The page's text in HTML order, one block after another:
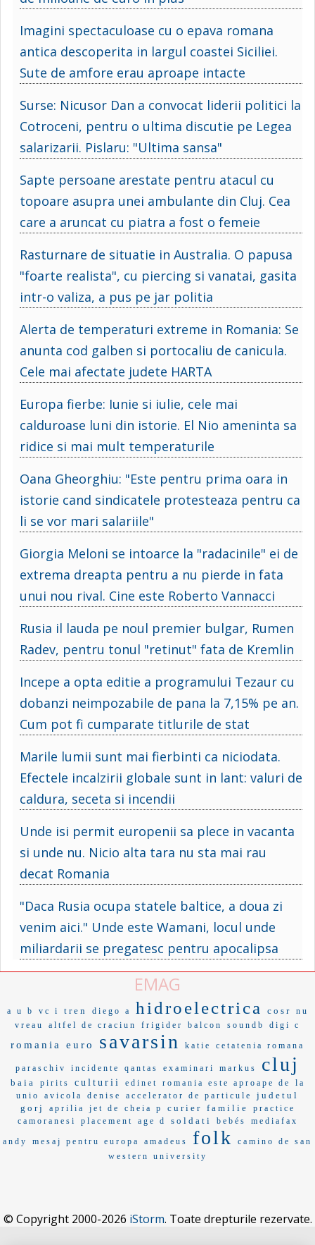
Imagini spectaculoase cu o epava romana
antica descoperita in largul coastei Siciliei.
Sute de amfore erau aproape intacte
Surse: Nicusor Dan a convocat liderii politici la
Cotroceni, pentru o ultima discutie pe Legea
salarizarii. Pislaru: "Ultima sansa"
Sapte persoane arestate pentru atacul cu
topoare asupra unei ambulante din Cluj. Cea
care a aruncat cu piatra a fost o femeie
Rasturnare de situatie in Australia. O papusa
"foarte realista", cu piercing si vanatai, gasita
intr-o valiza, a pus pe jar politia
Alerta de temperaturi extreme in Romania: Se
anunta cod galben si portocaliu de canicula.
Cele mai afectate judete HARTA
Europa fierbe: Iunie si iulie, cele mai
calduroase luni din istorie. El Nio ameninta sa
ridice si mai mult temperaturile
Oana Gheorghiu: "Este pentru prima oara in
istorie cand sindicatele protesteaza pentru ca
li se vor mari salariile"
Giorgia Meloni se intoarce la "radacinile" ei de
extrema dreapta pentru a nu pierde in fata
unui nou rival. Cine este Roberto Vannacci
Rusia il lauda pe noul premier bulgar, Rumen
Radev, pentru tonul "retinut" fata de Kremlin
Incepe a opta editie a programului Tezaur cu
dobanzi neimpozabile de pana la 7,15% pe an.
Cum pot fi cumparate titlurile de stat
Marile lumii sunt mai fierbinti ca niciodata.
Efectele incalzirii globale sunt in lant: valuri de
caldura, seceta si incendii
Unde isi permit europenii sa plece in vacanta
si unde nu. Nicio alta tara nu sta mai rau
decat Romania
"Daca Rusia ocupa statele baltice, a doua zi
venim aici." Unde este Wamani, locul unde
miliardarii se pregatesc pentru apocalipsa
EMAG
a u b vc i tren diego a hidroelectrica cosr
nu
vreau
altfel de craciun frigider balcon soundb digi c
romania euro savarsin katie cetatenia romana
paraschiv incidente qantas examinari markus cluj
baia pirits culturii edinet romania este aproape de
la
unio
avicola denise accelerator de particule
judetul
gorj
aprilia jet de cheia p curier familie
practice
camoranesi
placement age d soldati bebés mediafax
andy mesaj pentru europa amadeus folk
camino de san
western university
© Copyright 2000-2026 iStorm. Toate drepturile rezervate.